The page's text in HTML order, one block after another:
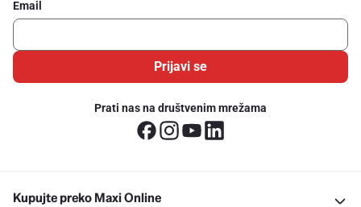
Email
Prijavi se
Prati nas na društvenim mrežama
Kupujte preko Maxi Online